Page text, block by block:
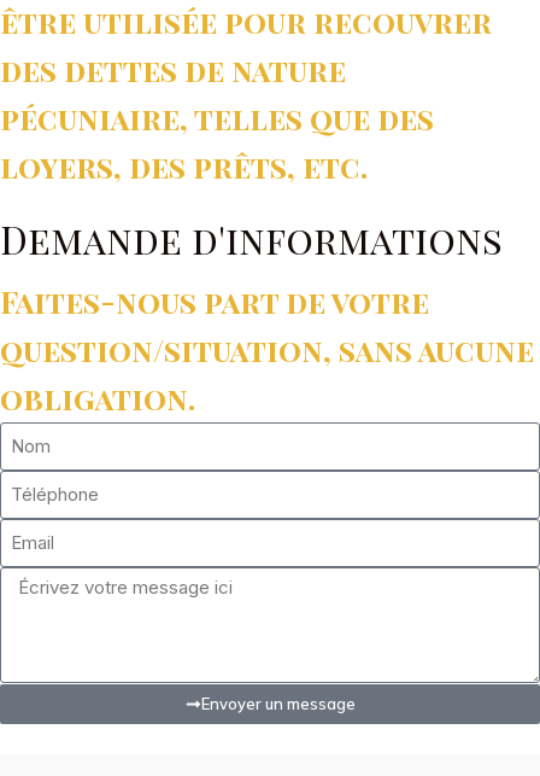
être utilisée pour recouvrer
des dettes de nature
pécuniaire, telles que des
loyers, des prêts, etc.
Demande d'informations
Faites-nous part de votre
question/situation, sans aucune
obligation.
Envoyer un message